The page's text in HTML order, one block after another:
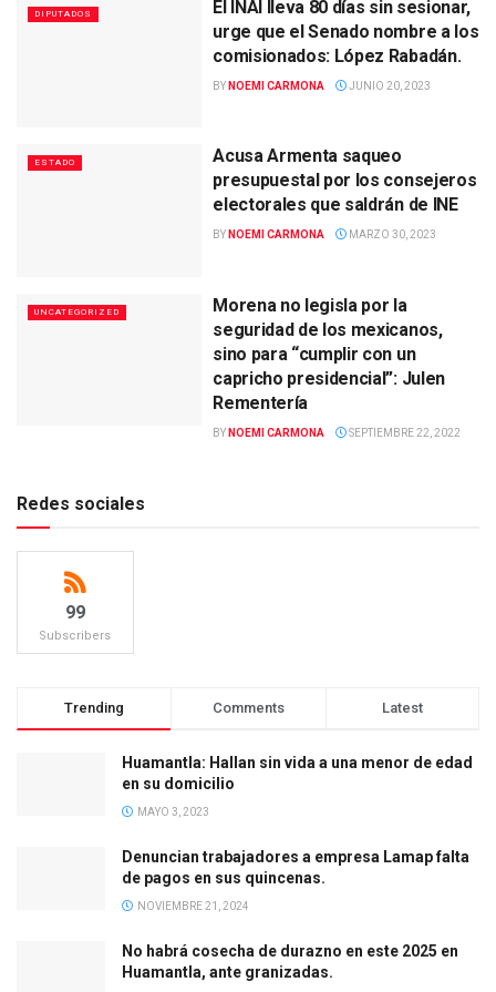
DIPUTADOS
El INAI lleva 80 días sin sesionar,
urge que el Senado nombre a los
comisionados: López Rabadán.
BY NOEMI CARMONA JUNIO 20, 2023
ESTADO
Acusa Armenta saqueo
presupuestal por los consejeros
electorales que saldrán de INE
BY NOEMI CARMONA MARZO 30, 2023
UNCATEGORIZED
Morena no legisla por la
seguridad de los mexicanos,
sino para “cumplir con un
capricho presidencial”: Julen
Rementería
BY NOEMI CARMONA SEPTIEMBRE 22, 2022
Redes sociales
99
Subscribers
Trending Comments Latest
Huamantla: Hallan sin vida a una menor de edad
en su domicilio
MAYO 3, 2023
Denuncian trabajadores a empresa Lamap falta
de pagos en sus quincenas.
NOVIEMBRE 21, 2024
No habrá cosecha de durazno en este 2025 en
Huamantla, ante granizadas.